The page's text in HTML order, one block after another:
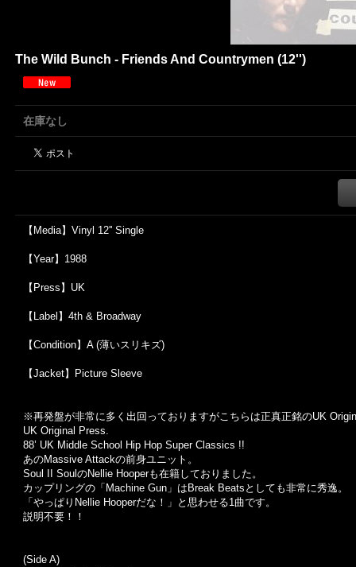
The Wild Bunch - Friends And Countrymen (12'')
在庫なし
【Media】Vinyl 12'' Single
【Year】1988
【Press】UK
【Label】4th & Broadway
【Condition】A (薄いスリキズ)
【Jacket】Picture Sleeve
※再発盤が非常に多く出回っておりますがこちらは正真正銘のUK
UK Original Press.
88’ UK Middle School Hip Hop Super Classics !!
あのMassive Attackの前身ユニット。
Soul II SoulのNellie Hooperも在籍しておりました。
カップリングの「Machine Gun」はBreak Beatsとしても非常に秀逸。
「やっぱりNellie Hooperだな！」と思わせる1曲です。
説明不要！！
(Side A)